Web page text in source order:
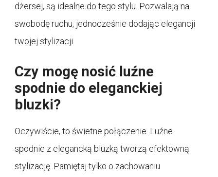
dżersej, są idealne do tego stylu. Pozwalają na
swobodę ruchu, jednocześnie dodając elegancji
twojej stylizacji.
Czy mogę nosić luźne
spodnie do eleganckiej
bluzki?
Oczywiście, to świetne połączenie. Luźne
spodnie z elegancką bluzką tworzą efektowną
stylizację. Pamiętaj tylko o zachowaniu